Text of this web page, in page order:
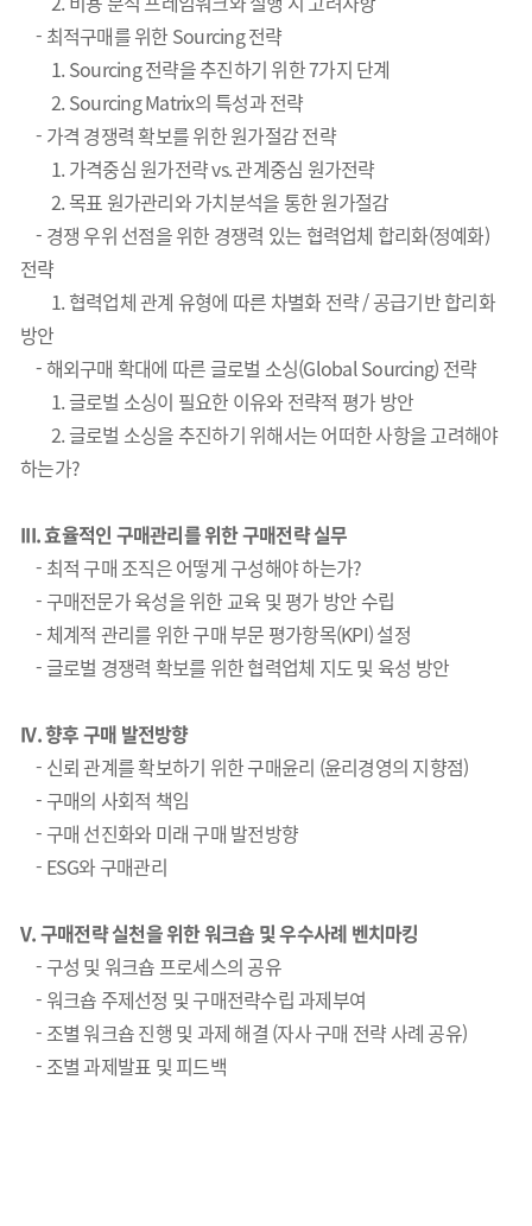
- 최적구매를 위한 Sourcing 전략
1. Sourcing 전략을 추진하기 위한 7가지 단계
2. Sourcing Matrix의 특성과 전략
- 가격 경쟁력 확보를 위한 원가절감 전략
1. 가격중심 원가전략 vs. 관계중심 원가전략
2. 목표 원가관리와 가치분석을 통한 원가절감
- 경쟁 우위 선점을 위한 경쟁력 있는 협력업체 합리화(정예화)
전략
1. 협력업체 관계 유형에 따른 차별화 전략 / 공급기반 합리화
방안
- 해외구매 확대에 따른 글로벌 소싱(Global Sourcing) 전략
1. 글로벌 소싱이 필요한 이유와 전략적 평가 방안
2. 글로벌 소싱을 추진하기 위해서는 어떠한 사항을 고려해야
하는가?
III.효율적인 구매관리를 위한 구매전략 실무
- 최적 구매 조직은 어떻게 구성해야 하는가?
- 구매전문가 육성을 위한 교육 및 평가 방안 수립
- 체계적 관리를 위한 구매 부문 평가항목(KPI) 설정
- 글로벌 경쟁력 확보를 위한 협력업체 지도 및 육성 방안
IV.향후 구매 발전방향
- 신뢰 관계를 확보하기 위한 구매윤리 (윤리경영의 지향점)
- 구매의 사회적 책임
- 구매 선진화와 미래 구매 발전방향
- ESG와 구매관리
V.구매전략 실천을 위한 워크숍 및 우수사례 벤치마킹
- 구성 및 워크숍 프로세스의 공유
- 워크숍 주제선정 및 구매전략수립 과제부여
- 조별 워크숍 진행 및 과제 해결 (자사 구매 전략 사례 공유)
- 조별 과제발표 및 피드백